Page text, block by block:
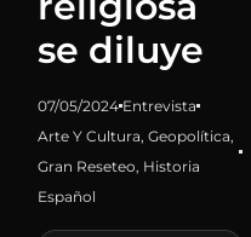
se diluye
07/05/2024 Entrevista
Arte Y Cultura,Geopolítica,
Gran Reseteo, Historia
Español